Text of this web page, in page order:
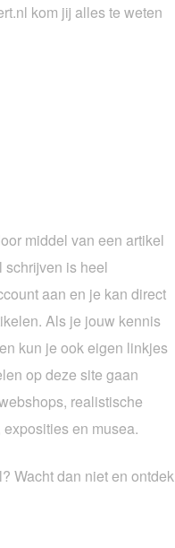
kom jij alles te weten
middel van een artikel
is heel
aan en je kan direct
Als je jouw kennis
kun je ook eigen linkjes
op deze site gaan
realistische
en musea.
Wacht dan niet en ontdek